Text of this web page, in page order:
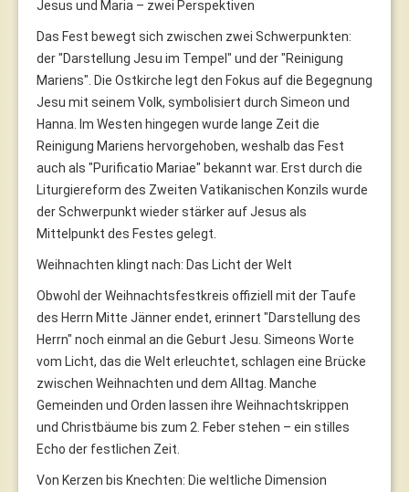
Jesus und Maria – zwei Perspektiven
Das Fest bewegt sich zwischen zwei Schwerpunkten:
der "Darstellung Jesu im Tempel" und der "Reinigung
Mariens". Die Ostkirche legt den Fokus auf die Begegnung
Jesu mit seinem Volk, symbolisiert durch Simeon und
Hanna. Im Westen hingegen wurde lange Zeit die
Reinigung Mariens hervorgehoben, weshalb das Fest
auch als "Purificatio Mariae" bekannt war. Erst durch die
Liturgiereform des Zweiten Vatikanischen Konzils wurde
der Schwerpunkt wieder stärker auf Jesus als
Mittelpunkt des Festes gelegt.
Weihnachten klingt nach: Das Licht der Welt
Obwohl der Weihnachtsfestkreis offiziell mit der Taufe
des Herrn Mitte Jänner endet, erinnert "Darstellung des
Herrn" noch einmal an die Geburt Jesu. Simeons Worte
vom Licht, das die Welt erleuchtet, schlagen eine Brücke
zwischen Weihnachten und dem Alltag. Manche
Gemeinden und Orden lassen ihre Weihnachtskrippen
und Christbäume bis zum 2. Feber stehen – ein stilles
Echo der festlichen Zeit.
Von Kerzen bis Knechten: Die weltliche Dimension